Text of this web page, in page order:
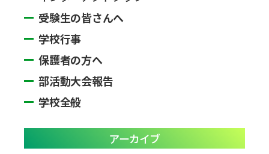
受験生の皆さんへ
学校行事
保護者の方へ
部活動大会報告
学校全般
アーカイブ